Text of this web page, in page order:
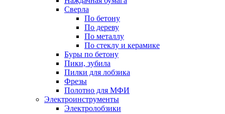
Сверла
По бетону
По дереву
По металлу
По стеклу и керамике
Буры по бетону
Пики, зубила
Пилки для лобзика
Фрезы
Полотно для МФИ
Электроинструменты
Электролобзики